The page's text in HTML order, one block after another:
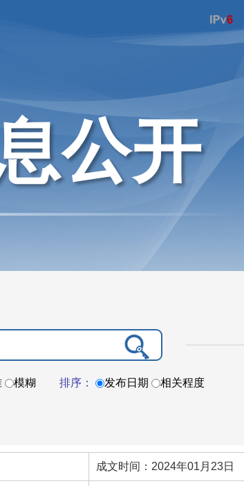
公开
模糊 排序： 发布日期 相关程度
成文时间：2024年01月23日